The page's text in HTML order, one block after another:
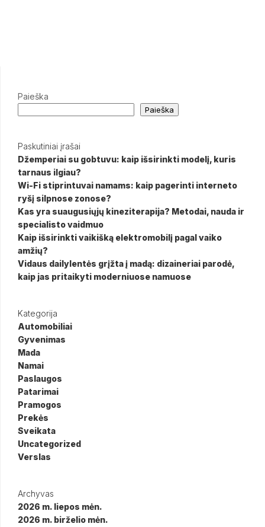
Paieška
Paieška
Paskutiniai įrašai
Džemperiai su gobtuvu: kaip išsirinkti modelį, kuris
tarnaus ilgiau?
Wi-Fi stiprintuvai namams: kaip pagerinti interneto
ryšį silpnose zonose?
Kas yra suaugusiųjų kineziterapija? Metodai, nauda ir
specialisto vaidmuo
Kaip išsirinkti vaikišką elektromobilį pagal vaiko
amžių?
Vidaus dailylentės grįžta į madą: dizaineriai parodė,
kaip jas pritaikyti moderniuose namuose
Kategorija
Automobiliai
Gyvenimas
Mada
Namai
Paslaugos
Patarimai
Pramogos
Prekės
Sveikata
Uncategorized
Verslas
Archyvas
2026 m. liepos mėn.
2026 m. birželio mėn.